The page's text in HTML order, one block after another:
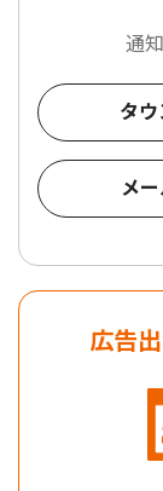
通
タ
メ
広告